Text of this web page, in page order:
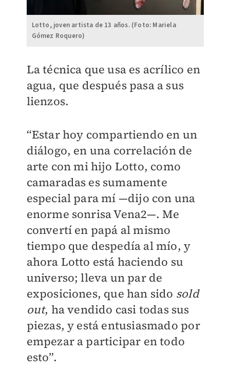
Lotto, joven artista de 13 años. (Foto: Mariela
Gómez Roquero)
La técnica que usa es acrílico en
agua, que después pasa a sus
lienzos.
“Estar hoy compartiendo en un
diálogo, en una correlación de
arte con mi hijo Lotto, como
camaradas es sumamente
especial para mí —dijo con una
enorme sonrisa Vena2—. Me
convertí en papá al mismo
tiempo que despedía al mío, y
ahora Lotto está haciendo su
universo; lleva un par de
exposiciones, que han sido sold
out, ha vendido casi todas sus
piezas, y está entusiasmado por
empezar a participar en todo
esto”.